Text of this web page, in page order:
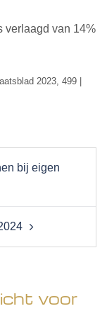
verlaagd van 14%
2023, 499 |
bij eigen
voor